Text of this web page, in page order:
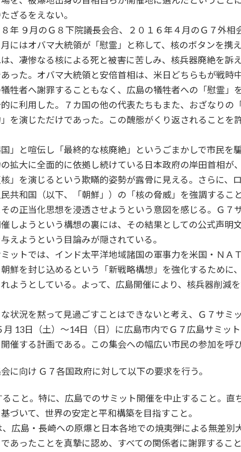
ざるをえない。
年 ９月のＧ８下院議長会合、２０１６年４月のＧ７外相
にはオバマ大統領が「慰霊」と称して、核のボタンを携
、凄惨なる核による死と被害に苦しみ、核兵器廃絶を訴
った。オバマ大統領と安倍首相は、米日どちらもが戦時
牲者へ謝罪することもなく、広島の犠牲者への「慰霊」
に利用した。７カ国の他の代表たちもまた、おざなりの
を演じただけであった。この醜態がくり返されることを
」と喧伝し「最終的な核廃絶」というごまかしで市民を
拡大に全面的に依拠し続けている日本政府の岸田首相が
」を演じるという欺瞞的姿勢が露骨に見える。さらに、
共和国（以下、「朝鮮」）の「核の脅威」を強調するこ
の正当化思想を浸透させようという意図を感じる。Ｇ７
催しようという構想の裏には、その結果としての公式声明
えようという目論みが隠されている。
ットでは、インド太平洋地域諸国の軍事力を米国・ＮＡ
鮮を封じ込めるという「新戦略構想」を強化するために
ようとしている。よって、広島開催により、核兵器削減
状況を黙って見過ごすことはできないと考え、Ｇ７サミ
月 13日（土）～14日（日）に広島市内でＧ７広島サミッ
催する計画である。この集会への幅広い市民の参加を呼
に向け Ｇ７各国政府に対して以下の要求を行う。
ること。特に、広島でのサミット開催を中止すること。直
づいて、世界の安定と平和構築を目指すこと。
、広島・長崎への原爆と日本各地での焼夷弾による無差別
であったことを真摯に認め、すべての関係者に謝罪するこ